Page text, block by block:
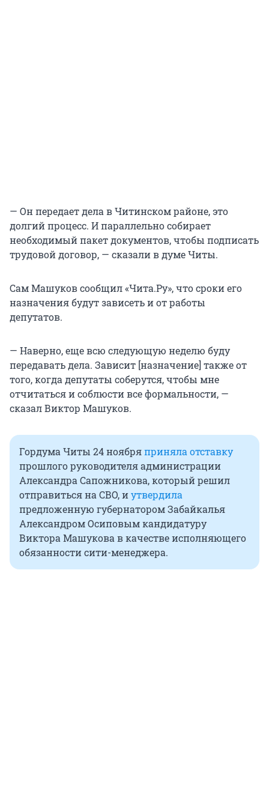
— Он передает дела в Читинском районе, это
долгий процесс. И параллельно собирает
необходимый пакет документов, чтобы подписать
трудовой договор, — сказали в думе Читы.
Сам Машуков сообщил «Чита.Ру», что сроки его
назначения будут зависеть и от работы
депутатов.
— Наверно, еще всю следующую неделю буду
передавать дела. Зависит [назначение] также от
того, когда депутаты соберутся, чтобы мне
отчитаться и соблюсти все формальности, —
сказал Виктор Машуков.
Гордума Читы 24 ноябряприняла отставку
прошлого руководителя администрации
Александра Сапожникова, который решил
отправиться на СВО, иутвердила
предложенную губернатором Забайкалья
Александром Осиповым кандидатуру
Виктора Машукова в качестве исполняющего
обязанности сити-менеджера.